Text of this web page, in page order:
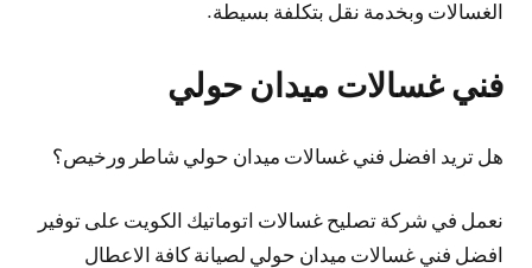
الغسالات وبخدمة نقل بتكلفة بسيطة.
فني غسالات ميدان حولي
هل تريد افضل فني غسالات ميدان حولي شاطر ورخيص؟
نعمل في شركة تصليح غسالات اتوماتيك الكويت على توفير
افضل فني غسالات ميدان حولي لصيانة كافة الاعطال